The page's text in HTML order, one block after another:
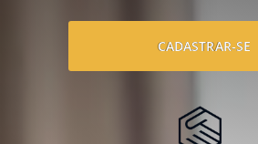
CADASTRAR-SE